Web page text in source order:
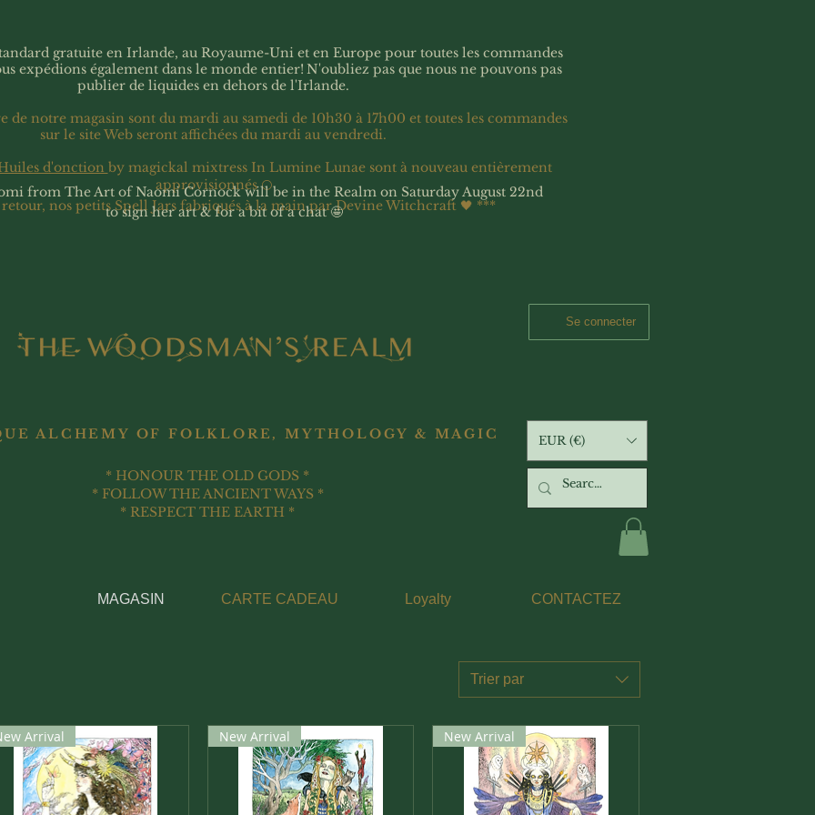
gratuite en Irlande, au Royaume-Uni et en Europe pour toutes les commandes
expédions également dans le monde entier! N'oubliez pas que nous ne pouvons pas
publier de liquides en dehors de l'Irlande.
de notre magasin sont du mardi au samedi de 10h30 à 17h00 et toutes les commandes
sur le site Web seront affichées du mardi au vendredi.
d'onction by magickal mixtress In Lumine Lunae sont à nouveau entièrement
approvisionnés 🌕
nos petits Spell Jars fabriqués à la main par Devine Witchcraft 🖤 ***
from The Art of Naomi Cornock will be in the Realm on Saturday August 22nd
to sign her art & for a bit of a chat 🤩
ALCHEMY OF FOLKLORE, MYTHOLOGY & MAGIC
* HONOUR THE OLD GODS *
* FOLLOW THE ANCIENT WAYS *
* RESPECT THE EARTH *
Se connecter
EUR (€)
MAGASIN CARTE CADEAU Loyalty CONTACTEZ
Trier par
Arrival New Arrival New Arrival